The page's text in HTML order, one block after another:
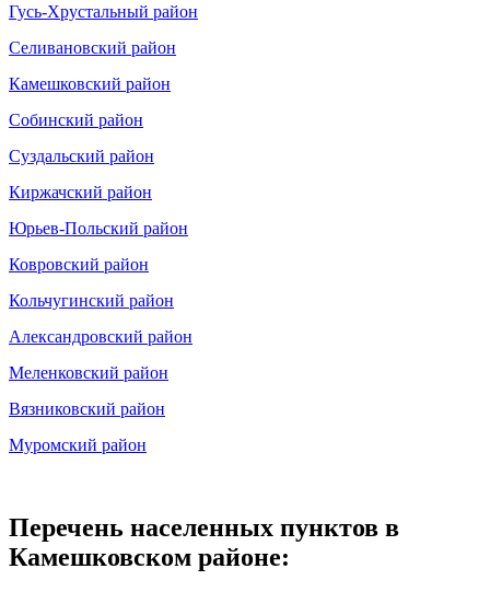
Гусь-Хрустальный район
Селивановский район
Камешковский район
Собинский район
Суздальский район
Киржачский район
Юрьев-Польский район
Ковровский район
Кольчугинский район
Александровский район
Меленковский район
Вязниковский район
Муромский район
Перечень населенных пунктов в
Камешковском районе: